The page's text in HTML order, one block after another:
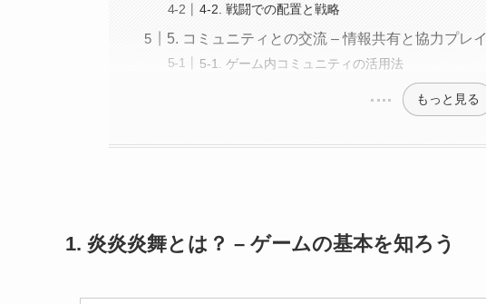
4-2. 戦闘での配置と戦略
5. コミュニティとの交流 – 情報共有と協力プレイ
5-1. ゲーム内コミュニティの活用法
もっと見る
1. 炎炎炎舞とは？ – ゲームの基本を知ろう